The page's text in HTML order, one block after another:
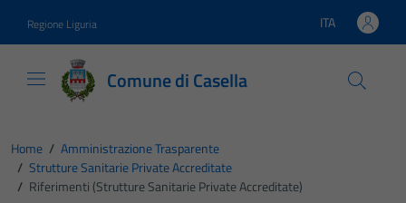
Regione Liguria Lingua attiva:
ITA
Comune di Casella
Home / Amministrazione Trasparente
/ Strutture Sanitarie Private Accreditate
/ Riferimenti (Strutture Sanitarie Private Accreditate)